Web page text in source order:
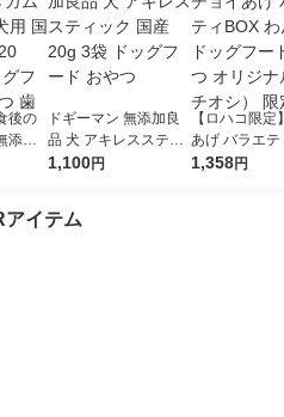
後の
添加
ドギーマン 無添加良
品 犬 アキレススティ
ック 国産 20g 3袋 ド
1,100円
【ロハコ限定
あげ バラエテ
わんわん ド
1,358円
アイテム